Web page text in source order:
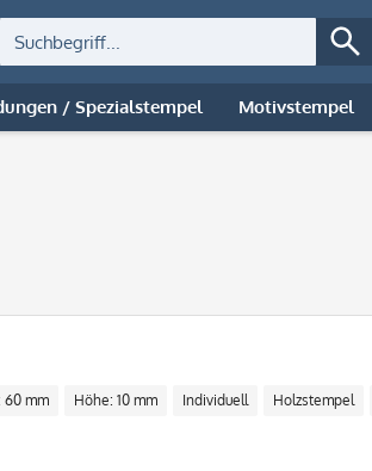
/ Spezialstempel Motivstempel
60 mm Höhe: 10 mm Individuell Holzstempel